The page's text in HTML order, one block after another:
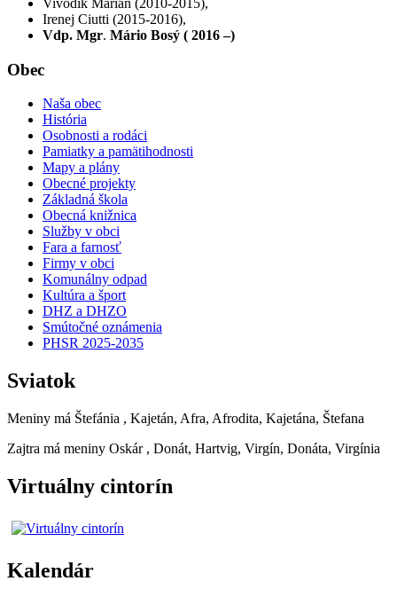
Irenej Ciutti (2015-2016),
Vdp. Mgr. Mário Bosý ( 2016 –)
Obec
Naša obec
História
Osobnosti a rodáci
Pamiatky a pamätihodnosti
Mapy a plány
Obecné projekty
Základná škola
Obecná knižnica
Služby v obci
Fara a farnosť
Firmy v obci
Komunálny odpad
Kultúra a šport
DHZ a DHZO
Smútočné oznámenia
PHSR 2025-2035
Sviatok
Meniny má Štefánia , Kajetán, Afra, Afrodita, Kajetána, Štefana
Zajtra má meniny Oskár , Donát, Hartvig, Virgín, Donáta, Virgínia
Virtuálny cintorín
Kalendár